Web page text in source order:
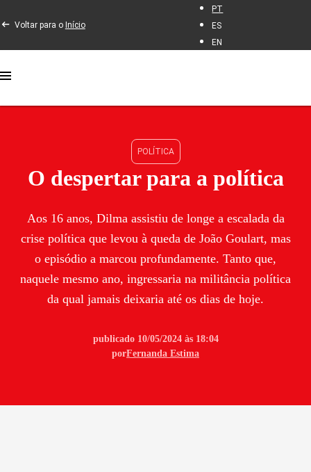
Voltar para o Início
PT
ES
EN
POLÍTICA
O despertar para a política
Aos 16 anos, Dilma assistiu de longe a escalada da
crise política que levou à queda de João Goulart, mas
o episódio a marcou profundamente. Tanto que,
naquele mesmo ano, ingressaria na militância política
da qual jamais deixaria até os dias de hoje.
publicado 10/05/2024 às 18:04
porFernanda Estima